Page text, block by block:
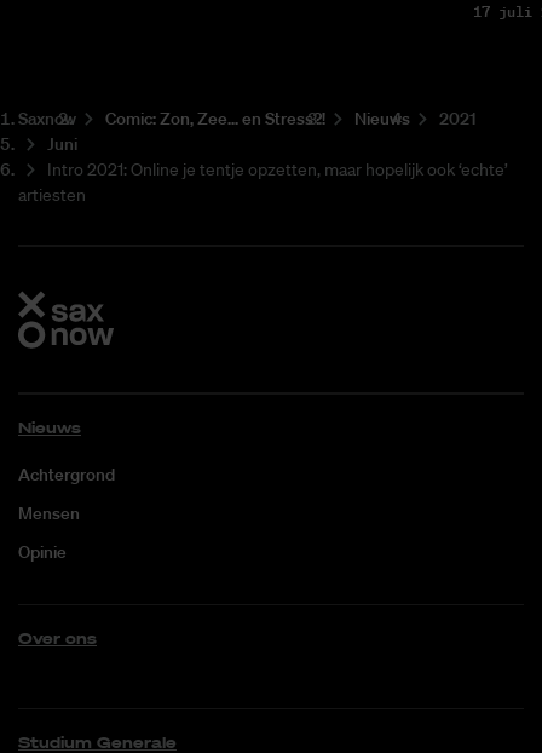
17 juli
Saxnow Co­mic: Zon, Zee... en Stress?! Nieuws
2021
Juni
Intro 2021: Online je tentje opzetten, maar hopelijk ook ‘echte’
artiesten
Nieuws
Achtergrond
Mensen
Opinie
Over ons
Studium Generale